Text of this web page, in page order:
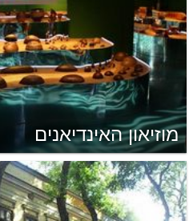
מוזיאון האינדיאנים